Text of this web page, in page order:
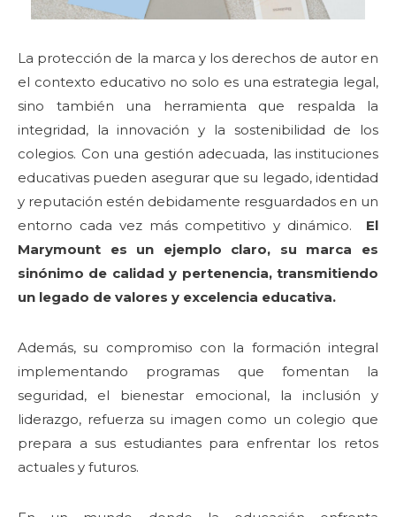
La protección de la marca y los derechos de autor en
el contexto educativo no solo es una estrategia legal,
sino también una herramienta que respalda la
integridad, la innovación y la sostenibilidad de los
colegios. Con una gestión adecuada, las instituciones
educativas pueden asegurar que su legado, identidad
y reputación estén debidamente resguardados en un
entorno cada vez más competitivo y dinámico. El
Marymount es un ejemplo claro, su marca es
sinónimo de calidad y pertenencia, transmitiendo
un legado de valores y excelencia educativa.
Además, su compromiso con la formación integral
implementando programas que fomentan la
seguridad, el bienestar emocional, la inclusión y
liderazgo, refuerza su imagen como un colegio que
prepara a sus estudiantes para enfrentar los retos
actuales y futuros.